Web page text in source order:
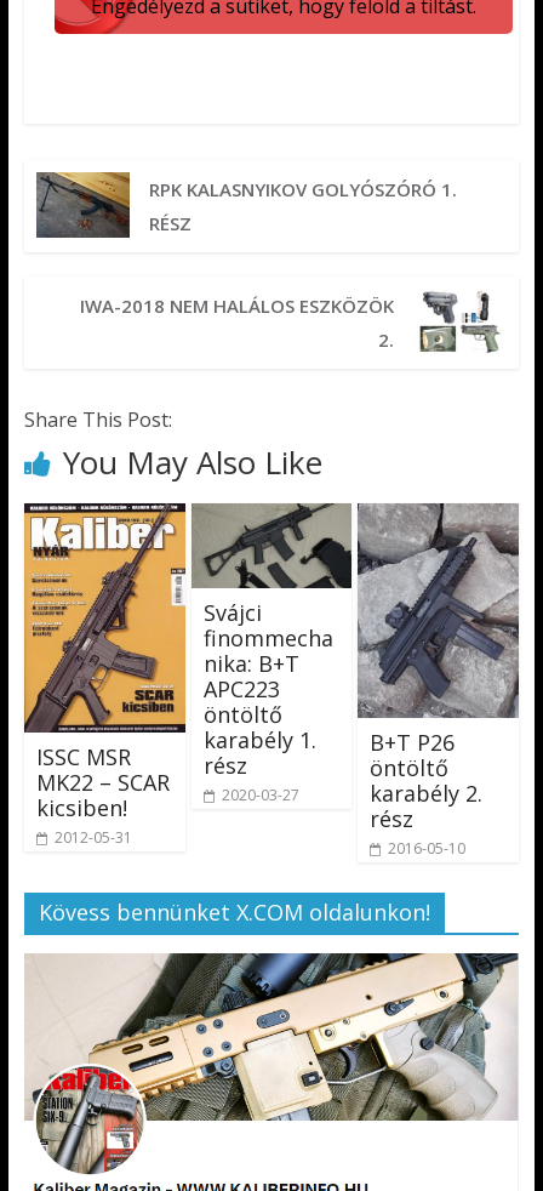
Engedélyezd a sütiket, hogy felold a tiltást.
RPK KALASNYIKOV GOLYÓSZÓRÓ 1.
RÉSZ
IWA-2018 NEM HALÁLOS ESZKÖZÖK
2.
Share This Post:
You May Also Like
ISSC MSR
MK22 – SCAR
kicsiben!
2012-05-31
Svájci
finommecha
nika: B+T
APC223
öntöltő
karabély 1.
rész
2020-03-27
B+T P26
öntöltő
karabély 2.
rész
2016-05-10
Kövess bennünket X.COM oldalunkon!